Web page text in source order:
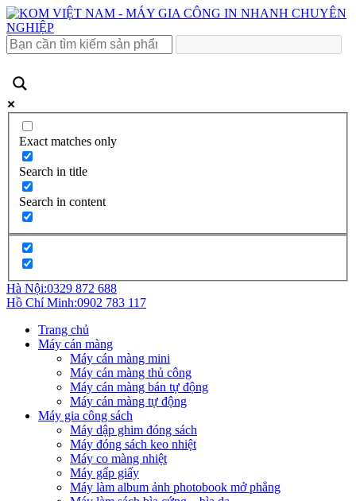
Exact matches only
Search in title
Search in content
Hà Nội:0329 872 688
Hồ Chí Minh:0902 783 117
Trang chủ
Máy cán màng
Máy cán màng mini
Máy cán màng thủ công
Máy cán màng bán tự động
Máy cán màng tự động
Máy gia công sách
Máy dập ghim đóng sách
Máy đóng sách keo nhiệt
Máy co màng nhiệt
Máy gấp giấy
Máy làm album ảnh photobook mở phẳng